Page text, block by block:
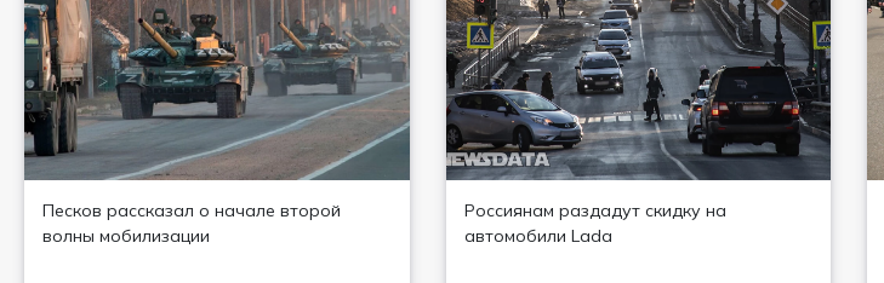
Песков рассказал о начале второй
волны мобилизации
Россиянам раздадут скидку на
автомобили Lada